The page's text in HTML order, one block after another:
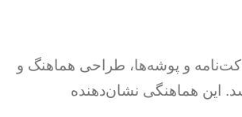
و پوشه‌ها، طراحی هماهنگ و
این هماهنگی نشان‌دهنده